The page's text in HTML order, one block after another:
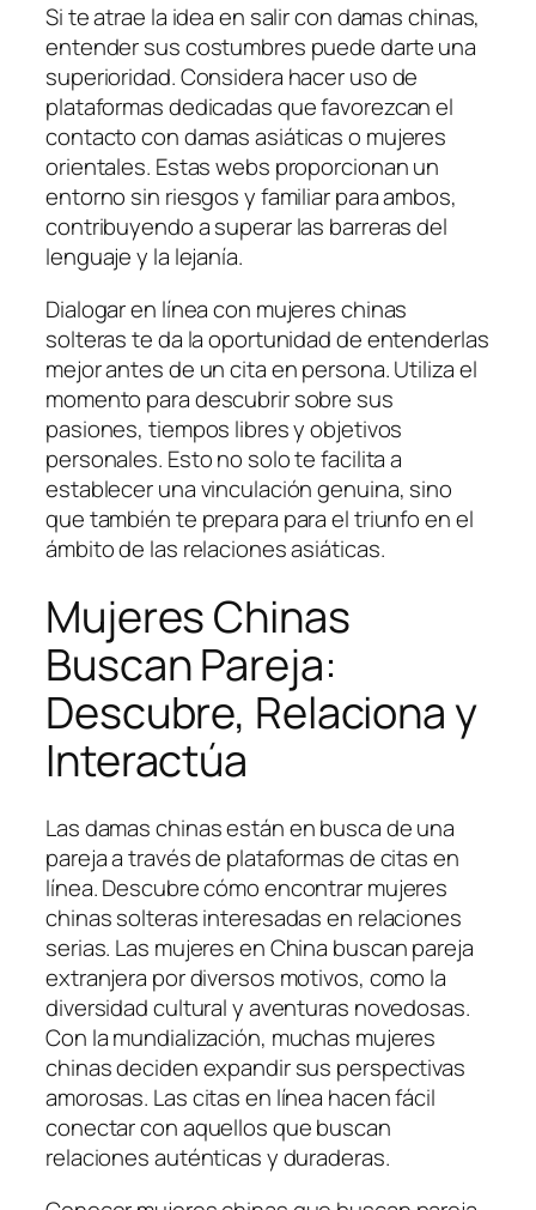
Si te atrae la idea en salir con damas chinas,
entender sus costumbres puede darte una
superioridad. Considera hacer uso de
plataformas dedicadas que favorezcan el
contacto con damas asiáticas o mujeres
orientales. Estas webs proporcionan un
entorno sin riesgos y familiar para ambos,
contribuyendo a superar las barreras del
lenguaje y la lejanía.
Dialogar en línea con mujeres chinas
solteras te da la oportunidad de entenderlas
mejor antes de un cita en persona. Utiliza el
momento para descubrir sobre sus
pasiones, tiempos libres y objetivos
personales. Esto no solo te facilita a
establecer una vinculación genuina, sino
que también te prepara para el triunfo en el
ámbito de las relaciones asiáticas.
Mujeres Chinas
Buscan Pareja:
Descubre, Relaciona y
Interactúa
Las damas chinas están en busca de una
pareja a través de plataformas de citas en
línea. Descubre cómo encontrar mujeres
chinas solteras interesadas en relaciones
serias. Las mujeres en China buscan pareja
extranjera por diversos motivos, como la
diversidad cultural y aventuras novedosas.
Con la mundialización, muchas mujeres
chinas deciden expandir sus perspectivas
amorosas. Las citas en línea hacen fácil
conectar con aquellos que buscan
relaciones auténticas y duraderas.